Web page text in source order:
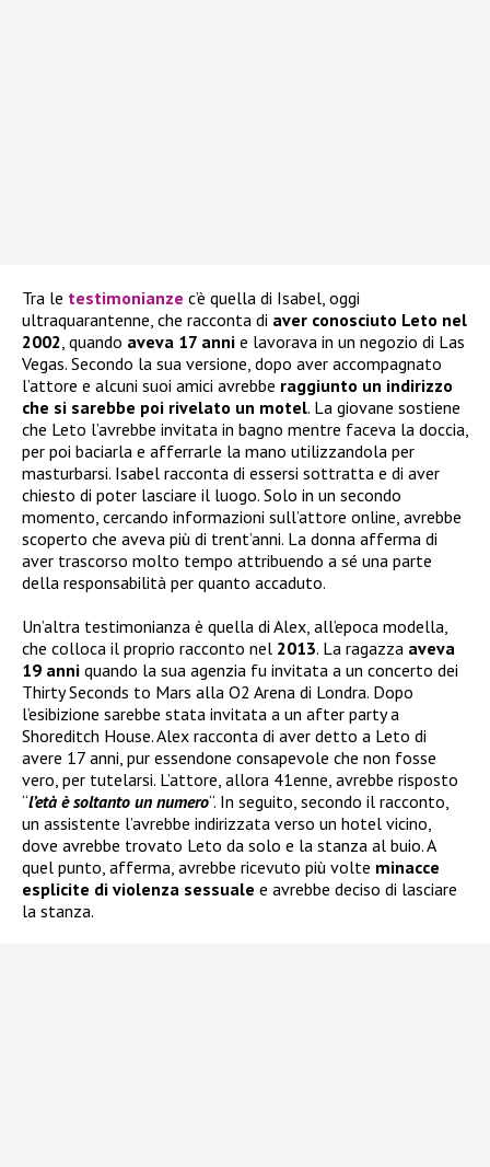
Tra le testimonianze c’è quella di Isabel, oggi
ultraquarantenne, che racconta di aver conosciuto Leto nel
2002, quando aveva 17 anni e lavorava in un negozio di Las
Vegas. Secondo la sua versione, dopo aver accompagnato
l’attore e alcuni suoi amici avrebbe raggiunto un indirizzo
che si sarebbe poi rivelato un motel. La giovane sostiene
che Leto l’avrebbe invitata in bagno mentre faceva la doccia,
per poi baciarla e afferrarle la mano utilizzandola per
masturbarsi. Isabel racconta di essersi sottratta e di aver
chiesto di poter lasciare il luogo. Solo in un secondo
momento, cercando informazioni sull’attore online, avrebbe
scoperto che aveva più di trent’anni. La donna afferma di
aver trascorso molto tempo attribuendo a sé una parte
della responsabilità per quanto accaduto.
Un’altra testimonianza è quella di Alex, all’epoca modella,
che colloca il proprio racconto nel 2013. La ragazza aveva
19 anni quando la sua agenzia fu invitata a un concerto dei
Thirty Seconds to Mars alla O2 Arena di Londra. Dopo
l’esibizione sarebbe stata invitata a un after party a
Shoreditch House. Alex racconta di aver detto a Leto di
avere 17 anni, pur essendone consapevole che non fosse
vero, per tutelarsi. L’attore, allora 41enne, avrebbe risposto
“l’età è soltanto un numero“. In seguito, secondo il racconto,
un assistente l’avrebbe indirizzata verso un hotel vicino,
dove avrebbe trovato Leto da solo e la stanza al buio. A
quel punto, afferma, avrebbe ricevuto più volte minacce
esplicite di violenza sessuale e avrebbe deciso di lasciare
la stanza.